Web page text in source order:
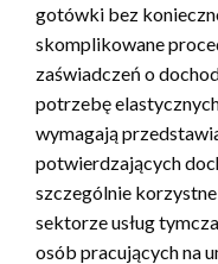
gotówki bez
skomplikowane
zaświadczeń o
potrzebę
wymagają
potwierdzających
szczególnie
sektorze usług
osób pracujących na